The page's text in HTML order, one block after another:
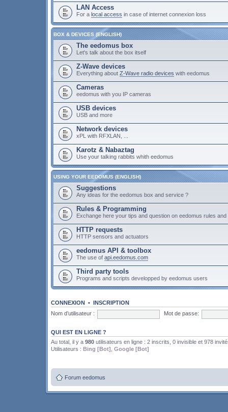
LAN Access
For a local access in case of internet connexion loss
BOX & DEVICES (ENGLISH)
The eedomus box
Let's talk about the box itself
Z-Wave devices
Everything about Z-Wave radio devices with eedomus
Cameras
eedomus with you IP cameras
USB devices
USB and more
Network devices
xPL with RFXLAN, ...
Karotz & Nabaztag
Use your talking rabbits whith eedomus
USING YOUR EEDOMUS (ENGLISH)
Suggestions
Any ideas for the eedomus box and service ?
Rules & Programming
Exchange here your tips and question on eedomus rules and
HTTP requests
HTTP sensors and actuators
eedomus API & toolbox
The use of api.eedomus.com
Third party tools
Programs and scripts developped by eedomus users
CONNEXION • INSCRIPTION
Nom d’utilisateur :
Mot de passe:
QUI EST EN LIGNE ?
Au total, il y a 980 utilisateurs en ligne : 2 inscrits, 0 invisible et 978
Utilisateurs : Bing [Bot] Google [Bot]
Forum eedomus